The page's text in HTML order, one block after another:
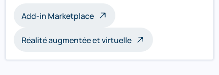
Add-in Marketplace
Réalité augmentée et virtuelle